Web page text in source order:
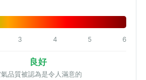
3 4 5 6
良好
氣品質被認為是令人滿意的